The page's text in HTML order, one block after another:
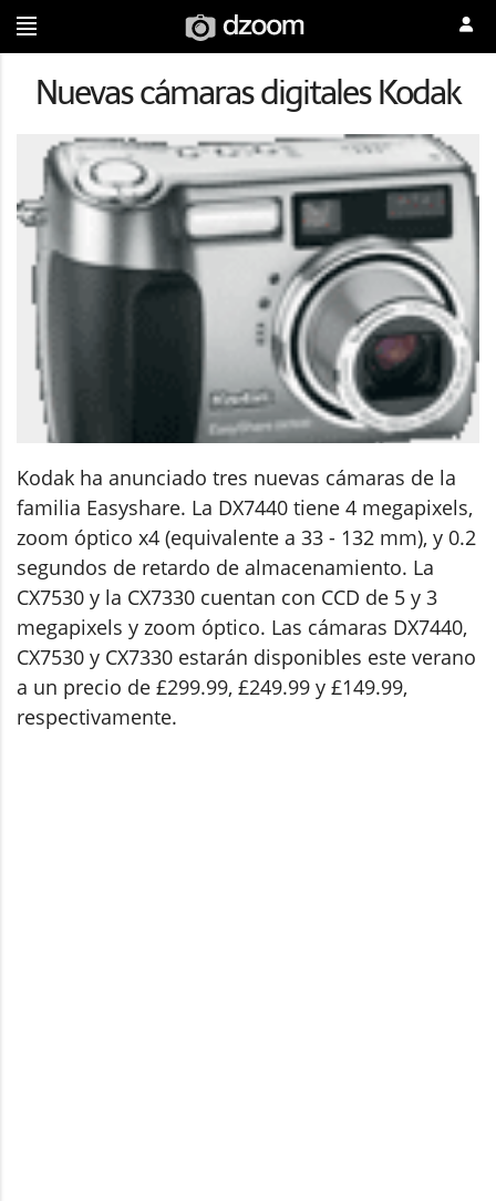
Nuevas cámaras digitales Kodak
Kodak ha anunciado tres nuevas cámaras de la
familia Easyshare. La DX7440 tiene 4 megapixels,
zoom óptico x4 (equivalente a 33 - 132 mm), y 0.2
segundos de retardo de almacenamiento. La
CX7530 y la CX7330 cuentan con CCD de 5 y 3
megapixels y zoom óptico. Las cámaras DX7440,
CX7530 y CX7330 estarán disponibles este verano
a un precio de £299.99, £249.99 y £149.99,
respectivamente.